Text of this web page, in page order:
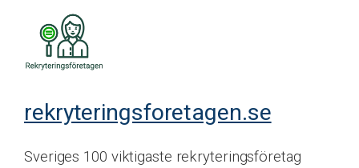
rekryteringsforetagen.se
Sveriges 100 viktigaste rekryteringsföretag